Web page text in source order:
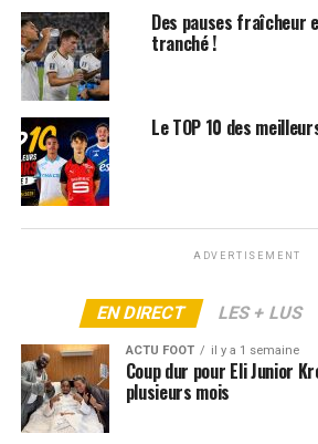
2025
Un sarcasme justifié : la DTA elle-
queRouault aurait dû être exclu
et que l’intervention du VAR était
lourde de conséquences, puisque le
resté sur le terrain, a inscrit le but de
80e minute, avant que Rennes ne
additionnel.
L’OL en colère contre
Du côté lyonnais, la frustration est
Mortona bien été exclu (75e), mais
un sentiment d’injustice. Le directeur
Mathieu Louis-Jean , a dénoncé un
cohérence et s’est interrogé
faisait le VAR ?
Des pauses fraîcheur
tranché !
Le TOP 10 des
ADVERTISEMENT
EN DIRECT LES + LUS
ACTU FOOT il y a 1 semaine
Coup dur pour Eli Junior
plusieurs mois